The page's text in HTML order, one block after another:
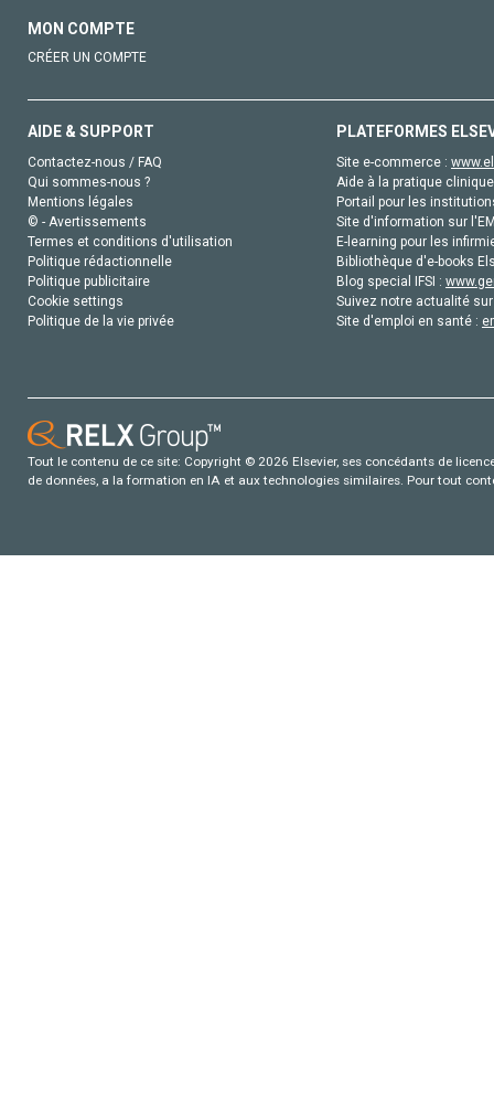
MON COMPTE
CRÉER UN COMPTE
AIDE & SUPPORT
Contactez-nous / FAQ
Qui sommes-nous ?
Mentions légales
© - Avertissements
Termes et conditions d'utilisation
Politique rédactionnelle
Politique publicitaire
Cookie settings
Politique de la vie privée
PLATEFORMES
Site e-commerce :
Aide à la pratique
Portail pour les
Site d'information sur
E-learning pour les
Bibliothèque d'e-books
Blog special IFSI :
Suivez notre actualité
Site d'emploi en santé :
Tout le contenu de ce site: Copyright © 2026 Elsevier, ses concédants de
de données, a la formation en IA et aux technologies similaires. Pour tout